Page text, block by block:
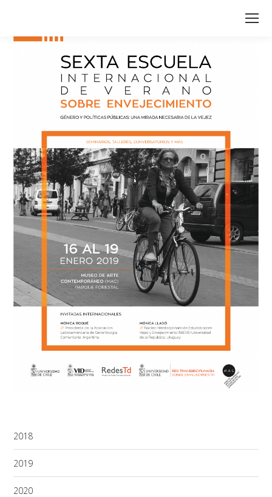
2018
2019
2020